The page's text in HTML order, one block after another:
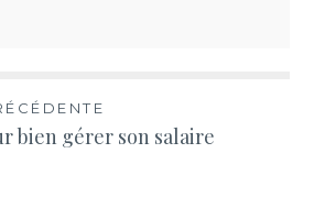
bien gérer son salaire